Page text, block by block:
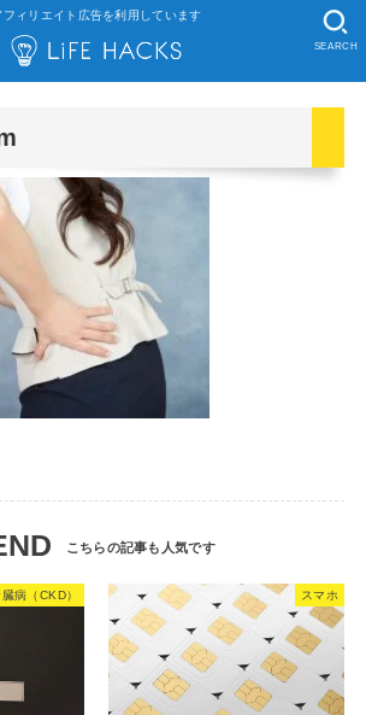
フィリエイト広告を利用しています
SEARCH
病（CKD） スマホ